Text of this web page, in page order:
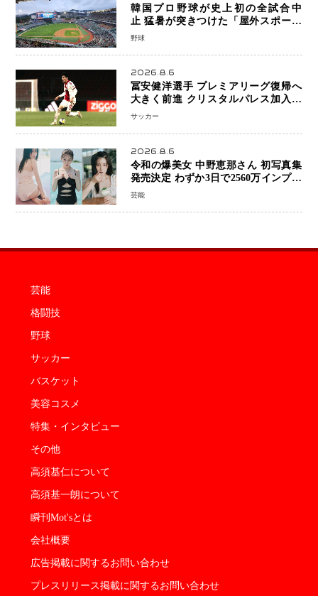
韓国プロ野球が史上初の全試合中
止 猛暑が突きつけた「屋外スポーツ
の限界」 日本発のドーム型施設時代
野球
2026.8.6
冨安健洋選手 プレミアリーグ復帰へ
大きく前進 クリスタルパレス加入目
前 メディカルチェックも通過
サッカー
2026.8.6
令和の爆美女 中野恵那さん 初写真集
発売決定 わずか3日で2560万インプレ
ッションを記録した話題の美貌を凝縮
芸能
芸能
格闘技
野球
サッカー
バスケット
美容コスメ
特集・インタビュー
その他
高須基仁について
高須基一朗について
瞬刊Mot'sとは
会社概要
広告掲載に関するお問い合わせ
プレスリリース掲載に関するお問い合わせ